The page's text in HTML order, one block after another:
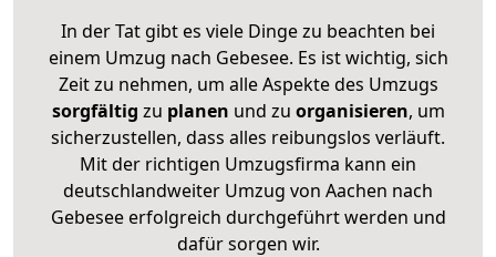
In der Tat gibt es viele Dinge zu beachten bei
einem Umzug nach Gebesee. Es ist wichtig, sich
Zeit zu nehmen, um alle Aspekte des Umzugs
sorgfältig zu planen und zu organisieren, um
sicherzustellen, dass alles reibungslos verläuft.
Mit der richtigen Umzugsfirma kann ein
deutschlandweiter Umzug von Aachen nach
Gebesee erfolgreich durchgeführt werden und
dafür sorgen wir.